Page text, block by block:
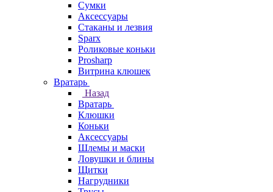
Сумки
Аксессуары
Стаканы и лезвия
Sparx
Роликовые коньки
Prosharp
Витрина клюшек
Вратарь
Назад
Вратарь
Клюшки
Коньки
Аксессуары
Шлемы и маски
Ловушки и блины
Щитки
Нагрудники